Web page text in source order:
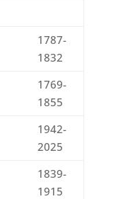
1787-
1832
1769-
1855
1942-
2025
1839-
1915